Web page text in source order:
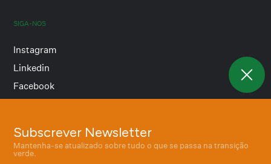
Subscrever Newsletter
Mantenha-se atualizado sobre tudo o que se passa na transição
verde.
SIGA-NOS
Instagram
Linkedin
Facebook
Termos e condições
Política de privacidade